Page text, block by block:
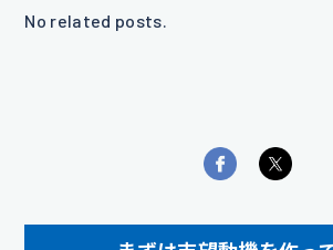
No related posts.